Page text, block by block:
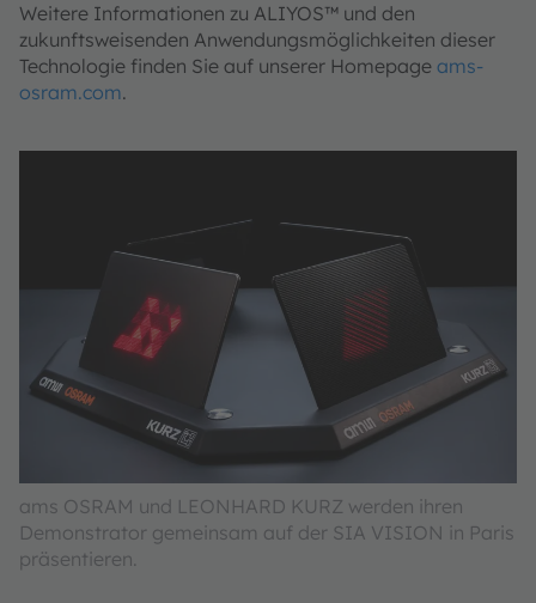
Weitere Informationen zu ALIYOS™ und den
zukunftsweisenden Anwendungsmöglichkeiten dieser
Technologie finden Sie auf unserer Homepage ams-
osram.com.
ams OSRAM und LEONHARD KURZ werden ihren
Demonstrator gemeinsam auf der SIA VISION in Paris
präsentieren.